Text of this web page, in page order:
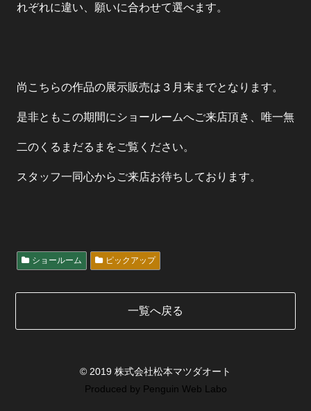
れぞれに違い、 願いに合わせて選べます。
尚こちらの作品の展示販売は３月末までとなります。
是非ともこの期間にショールームへご来店頂き、唯一無
二のくるまだるまをご覧ください。
スタッフ一同心からご来店お待ちしております。
ショールーム ピックアップ
一覧へ戻る
© 2019 株式会社松本マツダオート
Produced by Penguin Web Labo